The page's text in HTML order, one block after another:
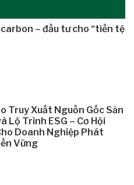
– đầu tư cho “tiền tệ
Truy Xuất Nguồn Gốc Sản
Lộ Trình ESG – Cơ Hội
Doanh Nghiệp Phát
Vững